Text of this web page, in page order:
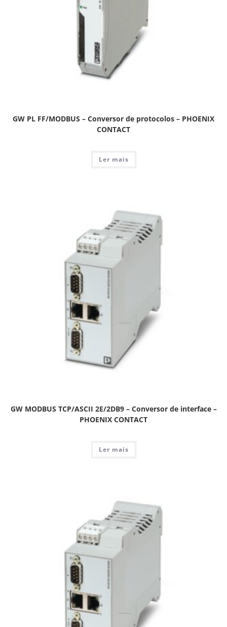
GW PL FF/MODBUS – Conversor de protocolos – PHOENIX
CONTACT
Ler mais
GW MODBUS TCP/ASCII 2E/2DB9 – Conversor de interface –
PHOENIX CONTACT
Ler mais